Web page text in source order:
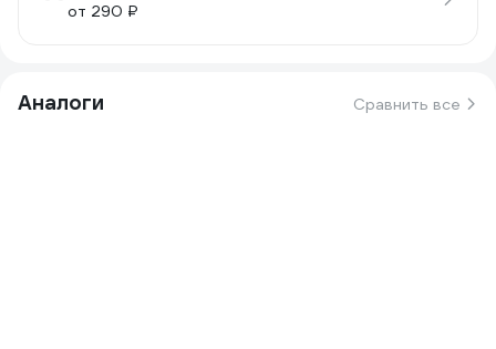
от 290 ₽
Аналоги Сравнить все